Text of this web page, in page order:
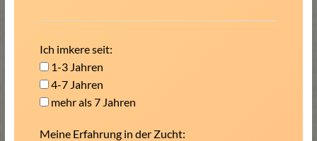
Ich imkere seit:
1-3 Jahren
4-7 Jahren
mehr als 7 Jahren
Meine Erfahrung in der Zucht: